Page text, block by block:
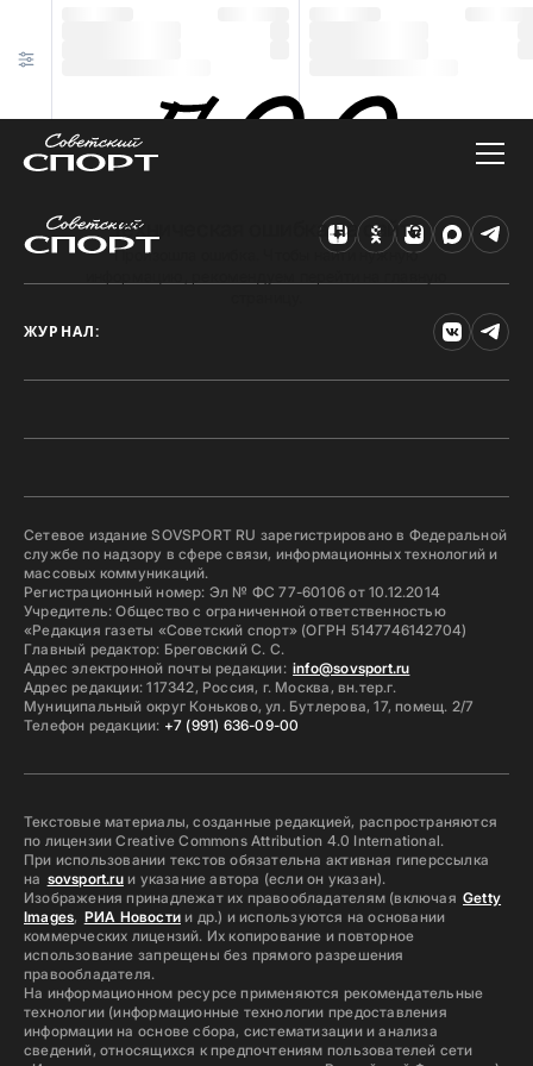
Техническая ошибка на сайте
Произошла ошибка. Чтобы найти нужную
ЖУРНАЛ:
Сетевое издание SOVSPORT RU зарегистрировано в Федеральной
службе по надзору в сфере связи, информационных технологий и
массовых коммуникаций.
Регистрационный номер: Эл № ФС 77-60106 от 10.12.2014
Учредитель: Общество с ограниченной ответственностью
«Редакция газеты «Советский спорт» (ОГРН 5147746142704)
Главный редактор: Бреговский С. С.
Адрес электронной почты редакции: info@sovsport.ru
Адрес редакции: 117342, Россия, г. Москва, вн.тер.г.
Муниципальный округ Коньково, ул. Бутлерова, 17, помещ. 2/7
Телефон редакции: +7 (991) 636-09-00
Текстовые материалы, созданные редакцией, распространяются
по лицензии Creative Commons Attribution 4.0 International.
При использовании текстов обязательна активная гиперссылка
на sovsport.ruи указание автора (если он указан).
Изображения принадлежат их правообладателям (включая Getty
Images, РИА Новостии др.) и используются на основании
коммерческих лицензий. Их копирование и повторное
использование запрещены без прямого разрешения
правообладателя.
На информационном ресурсе применяются рекомендательные
технологии (информационные технологии предоставления
информации на основе сбора, систематизации и анализа
сведений, относящихся к предпочтениям пользователей сети